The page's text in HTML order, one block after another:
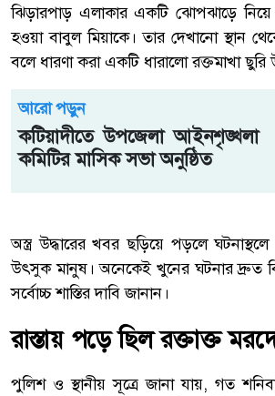
ঝিড়ারপাড় এলাকার একটি ঝোপঝাড়ে নিয়ে
হওয়া বাবুল মিয়াকে। তার দেখানো স্থান
বলে ধারণা করা একটি ধারালো রক্তমাখা ছুরি
আরো পড়ুন
কটিয়াদীতে উপজেলা আইনশৃঙ্খলা
কমিটির মাসিক সভা অনুষ্ঠিত
অস্ত্র উদ্ধারের খবর ছড়িয়ে পড়লে
উৎসুক মানুষ। অনেকেই খুনের ঘটনার দ্রুত
সর্বোচ্চ শাস্তির দাবি জানান।
রাস্তায় পড়ে ছিল রক্তাক্ত
পুলিশ ও স্থানীয় সূত্রে জানা যায়, গত